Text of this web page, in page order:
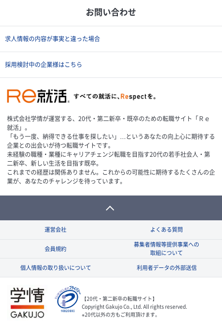
お問い合わせ
求人情報の内容が事実と違った場合
採用検討中の企業様はこちら
株式会社学情が運営する、20代・第二新卒・既卒のための転職サイト「Ｒｅ
就活」。
「もう一度、納得できる仕事を探したい」…というあなたの向上心に期待する
企業との出会いが待つ転職サイトです。
未経験の職種・業種にキャリアチェンジ転職を目指す20代の若手社会人・第
二新卒、新しい生活を目指す既卒。
これまでの経歴は関係ありません。これからの可能性に期待するたくさんの企
業が、あなたのチャレンジを待っています。
運営会社 よくある質問
会員規約
募集者情報等提供事業への
取組について
個人情報の取り扱いについて
利用者データの外部送信
【20代・第二新卒の転職サイト】
Copyright Gakujo Co., Ltd. All rights reserved.
※20代以外の方もご利用頂けます。